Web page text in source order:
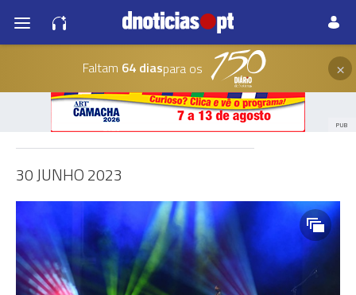
Faltam 64 diaspara os ×
PUB
30 JUNHO 2023